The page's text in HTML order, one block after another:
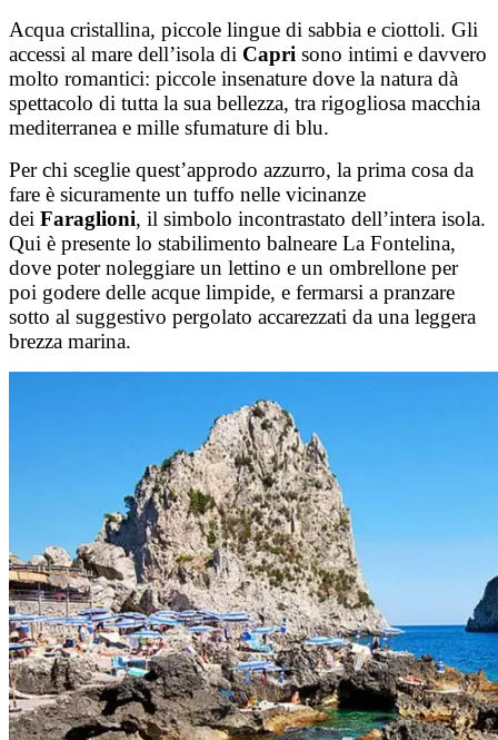
Salta
contenuto
Acqua cristallina, piccole lingue di sabbia e ciottoli. Gli
accessi al mare dell’isola di Capri sono intimi e davvero
molto romantici: piccole insenature dove la natura dà
spettacolo di tutta la sua bellezza, tra rigogliosa macchia
mediterranea e mille sfumature di blu.
Per chi sceglie quest’approdo azzurro, la prima cosa da
fare è sicuramente un tuffo nelle vicinanze
dei Faraglioni, il simbolo incontrastato dell’intera isola.
Qui è presente lo stabilimento balneare La Fontelina,
dove poter noleggiare un lettino e un ombrellone per
poi godere delle acque limpide, e fermarsi a pranzare
sotto al suggestivo pergolato accarezzati da una leggera
brezza marina.